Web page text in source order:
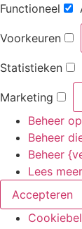
Functioneel
Voorkeuren
Statistieken
Marketing
Beheer
Beheer
Beheer
Lees
Accepteren